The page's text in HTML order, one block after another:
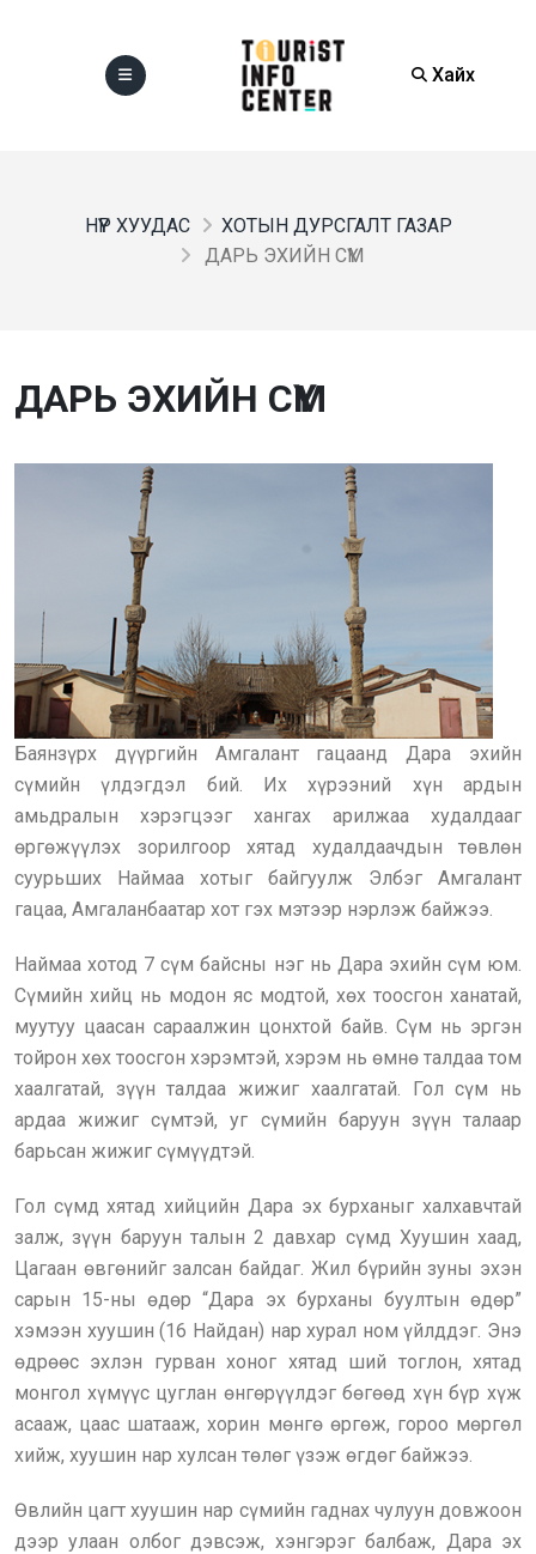
Хайх
НҮҮР ХУУДАС
ХОТЫН ДУРСГАЛТ ГАЗАР
ДАРЬ ЭХИЙН СҮМ
ДАРЬ ЭХИЙН СҮМ
Баянзүрх дүүргийн Амгалант гацаанд Дара эхийн
сүмийн үлдэгдэл бий. Их хүрээний хүн ардын
амьдралын хэрэгцээг хангах арилжаа худалдааг
өргөжүүлэх зорилгоор хятад худалдаачдын төвлөн
суурьших Наймаа хотыг байгуулж Элбэг Амгалант
гацаа, Амгаланбаатар хот гэх мэтээр нэрлэж байжээ.
Наймаа хотод 7 сүм байсны нэг нь Дара эхийн сүм юм.
Сүмийн хийц нь модон яс модтой, хөх тоосгон ханатай,
муутуу цаасан сараалжин цонхтой байв. Сүм нь эргэн
тойрон хөх тоосгон хэрэмтэй, хэрэм нь өмнө талдаа том
хаалгатай, зүүн талдаа жижиг хаалгатай. Гол сүм нь
ардаа жижиг сүмтэй, уг сүмийн баруун зүүн талаар
барьсан жижиг сүмүүдтэй.
Гол сүмд хятад хийцийн Дара эх бурханыг халхавчтай
залж, зүүн баруун талын 2 давхар сүмд Хуушин хаад,
Цагаан өвгөнийг залсан байдаг. Жил бүрийн зуны эхэн
сарын 15-ны өдөр “Дара эх бурханы буултын өдөр”
хэмээн хуушин (16 Найдан) нар хурал ном үйлддэг. Энэ
өдрөөс эхлэн гурван хоног хятад ший тоглон, хятад
монгол хүмүүс цуглан өнгөрүүлдэг бөгөөд хүн бүр хүж
асааж, цаас шатааж, хорин мөнгө өргөж, гороо мөргөл
хийж, хуушин нар хулсан төлөг үзэж өгдөг байжээ.
Өвлийн цагт хуушин нар сүмийн гаднах чулуун довжоон
дээр улаан олбог дэвсэж, хэнгэрэг балбаж, Дара эх